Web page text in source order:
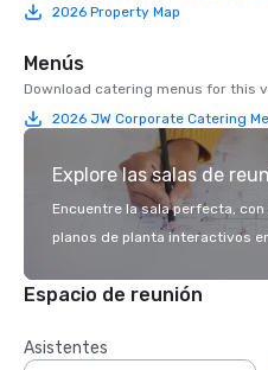
2026 Property Map
Menús
Download catering menus for this
2026 JW Corporate Catering
Explore las salas de
Encuentre la sala perfecta,
planos de planta interactivos
Espacio de reunión
Asistentes